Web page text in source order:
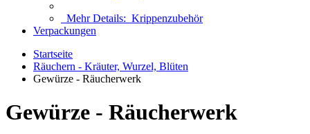
Mehr Details: Krippenzubehör
Verpackungen
Startseite
Räuchern - Kräuter, Wurzel, Blüten
Gewürze - Räucherwerk
Gewürze - Räucherwerk